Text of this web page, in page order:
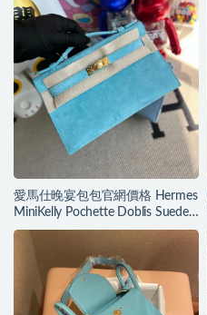
愛馬仕晚宴包包官網價格 Hermes
MiniKelly Pochette Doblis Suede
麂皮 3P Blue Atoll